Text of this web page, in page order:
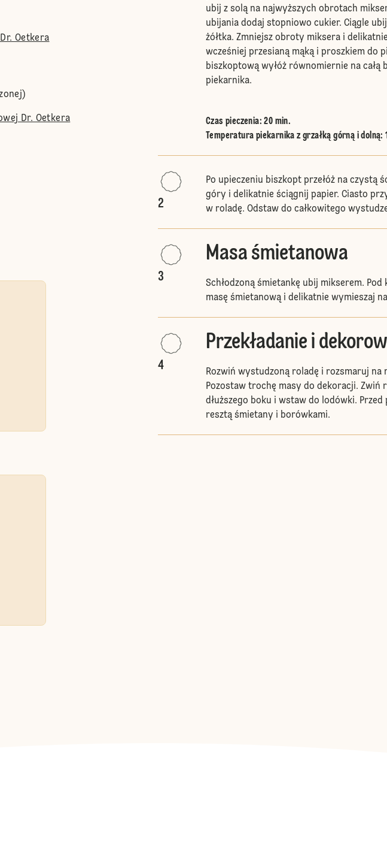
Oetkera
Dr. Oetkera
ubij z solą na najwyższych obrotach
ubijania dodaj stopniowo cukier. Ciągle
żółtka. Zmniejsz obroty miksera i
wcześniej przesianą mąką i proszkiem do
biszkoptową wyłóż równomiernie na całą
piekarnika.
Czas pieczenia: 20 min.
Temperatura piekarnika z grzałką górną i dolną:
2
Po upieczeniu biszkopt przełóż na czystą
góry i delikatnie ściągnij papier. Ciasto
w roladę. Odstaw do całkowitego
3
Masa śmietanowa
Schłodzoną śmietankę ubij mikserem. Pod
masę śmietanową i delikatnie wymieszaj
4
Przekładanie i
Rozwiń wystudzoną roladę i rozsmaruj na
Pozostaw trochę masy do dekoracji. Zwiń
dłuższego boku i wstaw do lodówki.
resztą śmietany i borówkami.